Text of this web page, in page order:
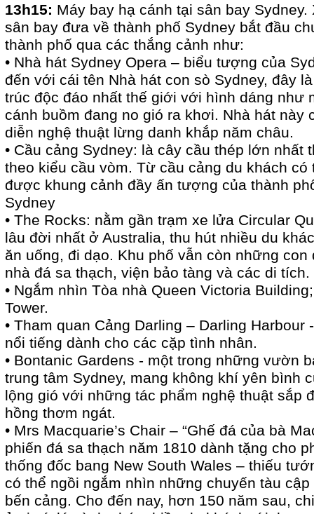
13h15: Máy bay hạ cánh tại sân bay
sân bay đưa về thành phố Sydney bắt đầu
thành phố qua các thắng cảnh như:
• Nhà hát Sydney Opera – biểu tượng của
đến với cái tên Nhà hát con sò Sydney, đây
trúc độc đáo nhất thế giới với hình dáng như
cánh buồm đang no gió ra khơi. Nhà hát này
diễn nghệ thuật lừng danh khắp năm châu.
• Cầu cảng Sydney: là cây cầu thép lớn nhất
theo kiểu cầu vòm. Từ cầu cảng du khách
được khung cảnh đầy ấn tượng của thành
Sydney
• The Rocks: nằm gần trạm xe lửa Circular
lâu đời nhất ở Australia, thu hút nhiều du
ăn uống, đi dạo. Khu phố vẫn còn những
nhà đá sa thạch, viện bảo tàng và các di tích.
• Ngắm nhìn Tòa nhà Queen Victoria
Tower.
• Tham quan Cảng Darling – Darling Harbour
nổi tiếng dành cho các cặp tình nhân.
• Bontanic Gardens - một trong những vườn
trung tâm Sydney, mang không khí yên bình
lộng gió với những tác phẩm nghệ thuật sắp
hồng thơm ngát.
• Mrs Macquarie’s Chair – “Ghế đá của bà
phiến đá sa thạch năm 1810 dành tặng cho
thống đốc bang New South Wales – thiếu
có thể ngồi ngắm nhìn những chuyến tàu
bến cảng. Cho đến nay, hơn 150 năm sau,